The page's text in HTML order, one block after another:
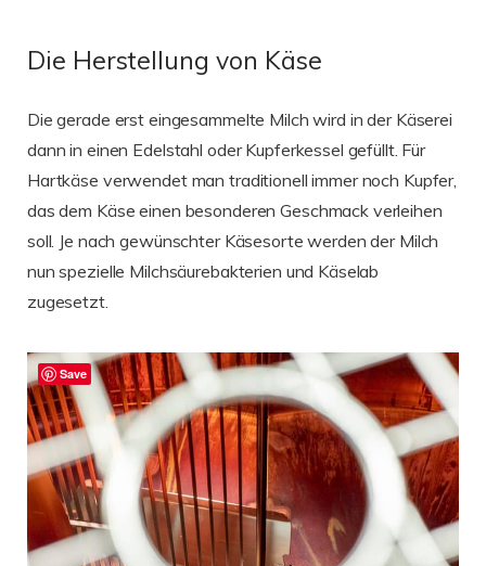
Die Herstellung von Käse
Die gerade erst eingesammelte Milch wird in der Käserei
dann in einen Edelstahl oder Kupferkessel gefüllt. Für
Hartkäse verwendet man traditionell immer noch Kupfer,
das dem Käse einen besonderen Geschmack verleihen
soll. Je nach gewünschter Käsesorte werden der Milch
nun spezielle Milchsäurebakterien und Käselab
zugesetzt.
Save